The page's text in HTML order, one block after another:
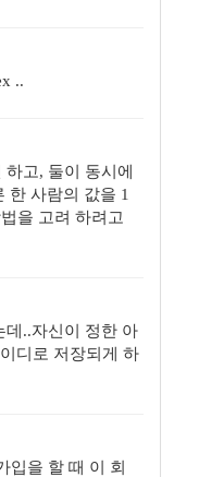
..
고, 둘이 동시에
한 사람의 값을 1
을 고려 하려고
데..자신이 정한 아
디로 저장되게 하
입을 할 때 이 회